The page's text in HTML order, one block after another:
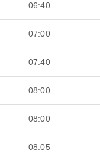
06:40
07:00
07:40
08:00
08:00
08:05